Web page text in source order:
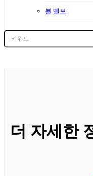
볼 밸브
더 자세한